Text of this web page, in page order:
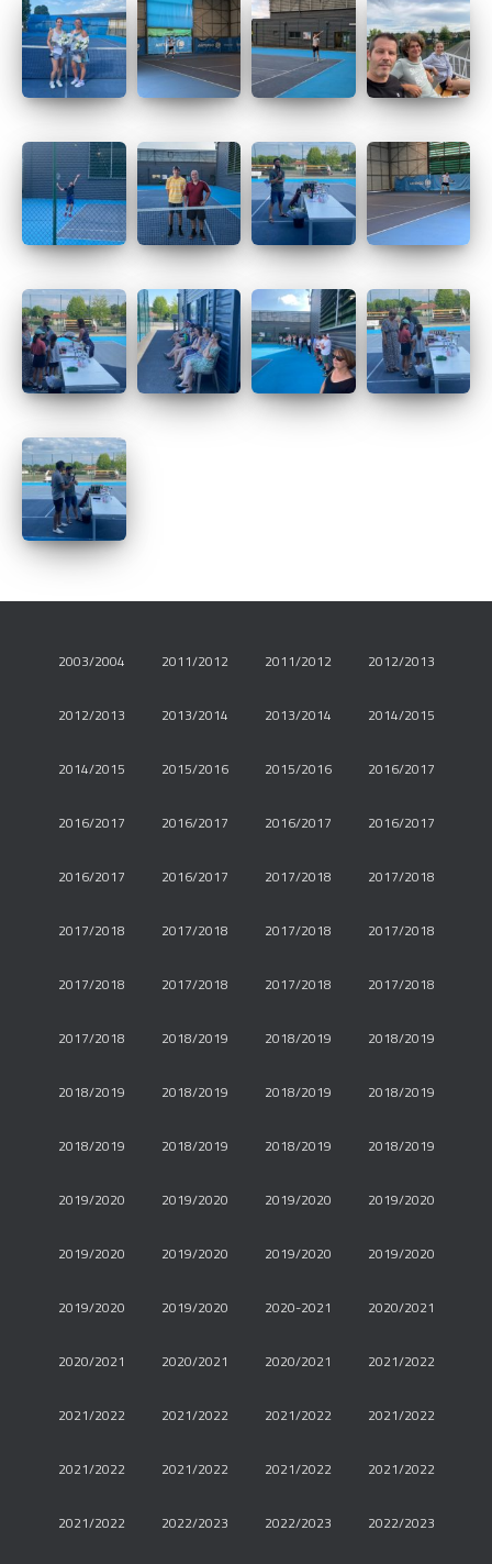
2003/2004 2011/2012 2011/2012 2012/2013
2012/2013 2013/2014 2013/2014 2014/2015
2014/2015 2015/2016 2015/2016 2016/2017
2016/2017 2016/2017 2016/2017 2016/2017
2016/2017 2016/2017 2017/2018 2017/2018
2017/2018 2017/2018 2017/2018 2017/2018
2017/2018 2017/2018 2017/2018 2017/2018
2017/2018 2018/2019 2018/2019 2018/2019
2018/2019 2018/2019 2018/2019 2018/2019
2018/2019 2018/2019 2018/2019 2018/2019
2019/2020 2019/2020 2019/2020 2019/2020
2019/2020 2019/2020 2019/2020 2019/2020
2019/2020 2019/2020 2020-2021 2020/2021
2020/2021 2020/2021 2020/2021 2021/2022
2021/2022 2021/2022 2021/2022 2021/2022
2021/2022 2021/2022 2021/2022 2021/2022
2021/2022 2022/2023 2022/2023 2022/2023